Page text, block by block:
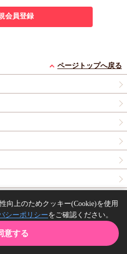
会員登録
ページトップへ戻る
Copyright(C) comicomi studio. All right reserved.
向上のためクッキー(Cookie)を使用
シーポリシーをご確認ください。
意する